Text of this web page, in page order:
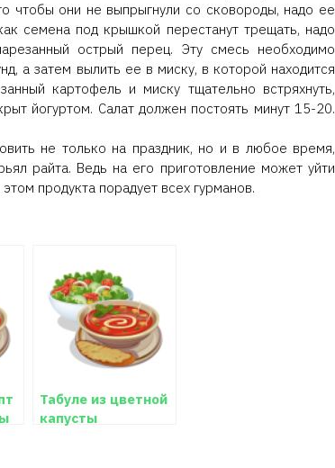
чтобы они не выпрыгнули со сковороды, надо ее
семена под крышкой перестанут трещать, надо
острый перец. Эту смесь необходимо
а затем вылить ее в миску, в которой находится
картофель и миску тщательно встряхнуть,
йогуртом. Салат должен постоять минут 15-20.
не только на праздник, но и в любое время,
райта. Ведь на его приготовление может уйти
продукта порадует всех гурманов.
Табуле из цветной
капусты